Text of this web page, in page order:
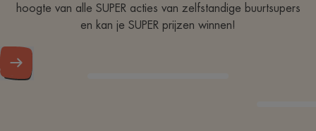
hoogte van alle SUPER acties van zelfstandige buurtsupers
en kan je SUPER prijzen winnen!